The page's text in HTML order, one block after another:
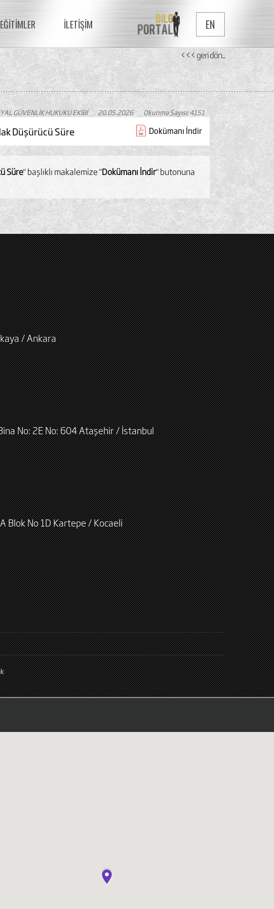
EĞİTİMLER İLETİŞİM EN
<<< geri dön...
Okunma Sayısı: 4151
20.05.2026
GÜVENLİK HUKUKU EKİBİ
Düşürücü Süre Dokümanı İndir
Süre" başlıklı makalemize "Dokümanı İndir" butonuna
/ Ankara
No: 2E No: 604 Ataşehir / İstanbul
Blok No 1D Kartepe / Kocaeli